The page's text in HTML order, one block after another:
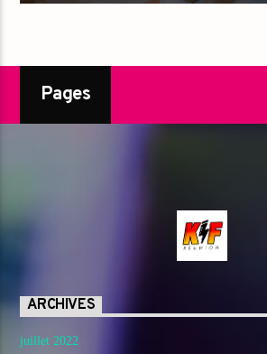
Pages
ARCHIVES
juillet 2022